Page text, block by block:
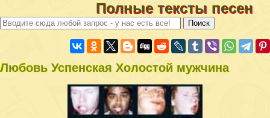
Полные тексты песен
Любовь Успенская Холостой мужчина